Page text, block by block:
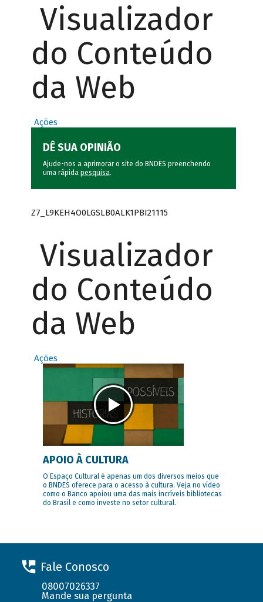
Visualizador
do Conteúdo
da Web
Ações
DÊ SUA OPINIÃO
Ajude-nos a aprimorar o site do BNDES preenchendo
uma rápida pesquisa.
Z7_L9KEH4O0LGSLB0ALK1PBI21115
Visualizador
do Conteúdo
da Web
Ações
APOIO À CULTURA
O Espaço Cultural é apenas um dos diversos meios que
o BNDES oferece para o acesso à cultura. Veja no vídeo
como o Banco apoiou uma das mais incríveis bibliotecas
do Brasil e como investe no setor cultural.
Fale Conosco
08007026337
Mande sua pergunta